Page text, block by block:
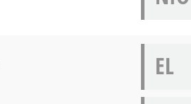
EL